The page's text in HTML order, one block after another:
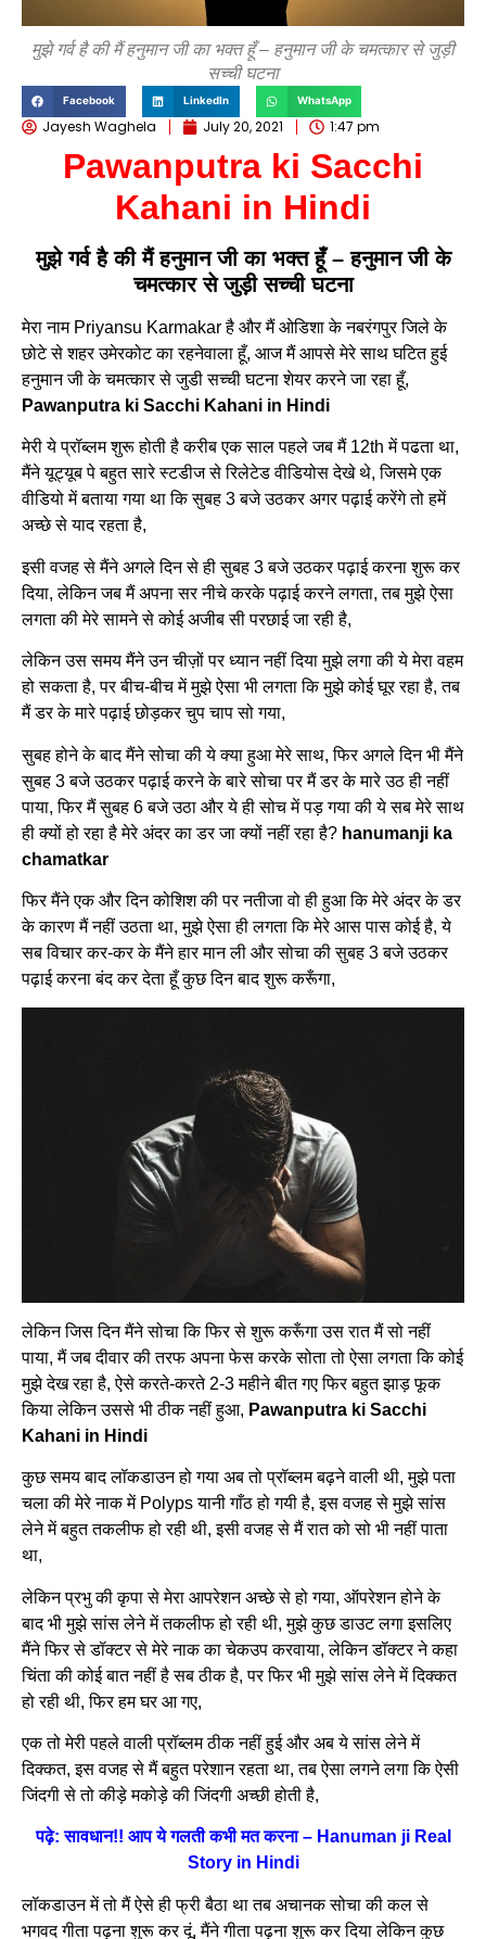
मुझे गर्व है की मैं हनुमान जी का भक्त हूँ – हनुमान जी के चमत्कार से जुड़ी
सच्ची घटना
Facebook LinkedIn WhatsApp
Jayesh Waghela July 20, 2021 1:47 pm
Pawanputra ki Sacchi
Kahani in Hindi
मुझे गर्व है की मैं हनुमान जी का भक्त हूँ – हनुमान जी के
चमत्कार से जुड़ी सच्ची घटना
मेरा नाम Priyansu Karmakar है और मैं ओडिशा के नबरंगपुर जिले के
छोटे से शहर उमेरकोट का रहनेवाला हूँ, आज मैं आपसे मेरे साथ घटित हुई
हनुमान जी के चमत्कार से जुडी सच्ची घटना शेयर करने जा रहा हूँ,
Pawanputra ki Sacchi Kahani in Hindi
मेरी ये प्रॉब्लम शुरू होती है करीब एक साल पहले जब मैं 12th में पढता था,
मैंने यूट्यूब पे बहुत सारे स्टडीज से रिलेटेड वीडियोस देखे थे, जिसमे एक
वीडियो में बताया गया था कि सुबह 3 बजे उठकर अगर पढ़ाई करेंगे तो हमें
अच्छे से याद रहता है,
इसी वजह से मैंने अगले दिन से ही सुबह 3 बजे उठकर पढ़ाई करना शुरू कर
दिया, लेकिन जब मैं अपना सर नीचे करके पढ़ाई करने लगता, तब मुझे ऐसा
लगता की मेरे सामने से कोई अजीब सी परछाई जा रही है,
लेकिन उस समय मैंने उन चीज़ों पर ध्यान नहीं दिया मुझे लगा की ये मेरा वहम
हो सकता है, पर बीच-बीच में मुझे ऐसा भी लगता कि मुझे कोई घूर रहा है, तब
मैं डर के मारे पढ़ाई छोड़कर चुप चाप सो गया,
सुबह होने के बाद मैंने सोचा की ये क्या हुआ मेरे साथ, फिर अगले दिन भी मैंने
सुबह 3 बजे उठकर पढ़ाई करने के बारे सोचा पर मैं डर के मारे उठ ही नहीं
पाया, फिर मैं सुबह 6 बजे उठा और ये ही सोच में पड़ गया की ये सब मेरे साथ
ही क्यों हो रहा है मेरे अंदर का डर जा क्यों नहीं रहा है? hanumanji ka
chamatkar
फिर मैंने एक और दिन कोशिश की पर नतीजा वो ही हुआ कि मेरे अंदर के डर
के कारण मैं नहीं उठता था, मुझे ऐसा ही लगता कि मेरे आस पास कोई है, ये
सब विचार कर-कर के मैंने हार मान ली और सोचा की सुबह 3 बजे उठकर
पढ़ाई करना बंद कर देता हूँ कुछ दिन बाद शुरू करूँगा,
लेकिन जिस दिन मैंने सोचा कि फिर से शुरू करूँगा उस रात मैं सो नहीं
पाया, मैं जब दीवार की तरफ अपना फेस करके सोता तो ऐसा लगता कि कोई
मुझे देख रहा है, ऐसे करते-करते 2-3 महीने बीत गए फिर बहुत झाड़ फूक
किया लेकिन उससे भी ठीक नहीं हुआ, Pawanputra ki Sacchi
Kahani in Hindi
कुछ समय बाद लॉकडाउन हो गया अब तो प्रॉब्लम बढ़ने वाली थी, मुझे पता
चला की मेरे नाक में Polyps यानी गाँठ हो गयी है, इस वजह से मुझे सांस
लेने में बहुत तकलीफ हो रही थी, इसी वजह से मैं रात को सो भी नहीं पाता
था,
लेकिन प्रभु की कृपा से मेरा आपरेशन अच्छे से हो गया, ऑपरेशन होने के
बाद भी मुझे सांस लेने में तकलीफ हो रही थी, मुझे कुछ डाउट लगा इसलिए
मैंने फिर से डॉक्टर से मेरे नाक का चेकउप करवाया, लेकिन डॉक्टर ने कहा
चिंता की कोई बात नहीं है सब ठीक है, पर फिर भी मुझे सांस लेने में दिक्कत
हो रही थी, फिर हम घर आ गए,
एक तो मेरी पहले वाली प्रॉब्लम ठीक नहीं हुई और अब ये सांस लेने में
दिक्कत, इस वजह से मैं बहुत परेशान रहता था, तब ऐसा लगने लगा कि ऐसी
जिंदगी से तो कीड़े मकोड़े की जिंदगी अच्छी होती है,
पढ़े: सावधान!! आप ये गलती कभी मत करना – Hanuman ji Real
Story in Hindi
लॉकडाउन में तो मैं ऐसे ही फ्री बैठा था तब अचानक सोचा की कल से
भगवद गीता पढ़ना शुरू कर दूं, मैंने गीता पढ़ना शुरू कर दिया लेकिन कुछ